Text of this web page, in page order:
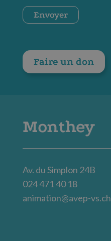
CAPTCHA
Envoyer
Faire un don
Monthey
Av. du Simplon 24B
024 471 40 18
animation@avep-vs.ch